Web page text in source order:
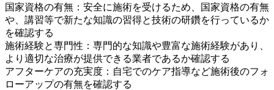
国家資格の有無：安全に施術を受けるため、国家資格の有無
や、講習等で新たな知識の習得と技術の研鑽を行っているか
を確認する
施術経験と専門性：専門的な知識や豊富な施術経験があり、
より適切な治療が提供できる業者であるか確認する
アフターケアの充実度：自宅でのケア指導など施術後のフォ
ローアップの有無を確認する